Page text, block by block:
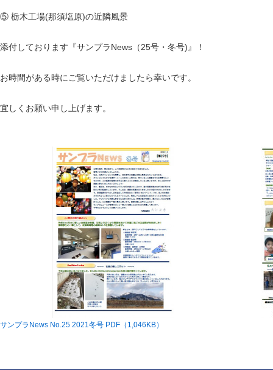
⑤ 栃木工場(那須塩原)の近隣風景
添付しております『サンプラNews（25号・冬号)』！
お時間がある時にご覧いただけましたら幸いです。
宜しくお願い申し上げます。
サンプラNews No.25 2021冬号 PDF（1,046KB）